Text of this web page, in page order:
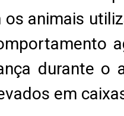
animais
durante o
em